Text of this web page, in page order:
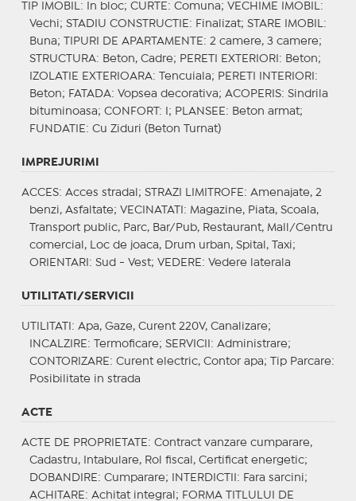
TIP IMOBIL : In bloc; CURTE : Comuna; VECHIME IMOBIL :
Vechi; STADIU CONSTRUCTIE : Finalizat; STARE IMOBIL :
Buna;
TIPURI DE APARTAMENTE : 2 camere, 3 camere;
STRUCTURA: Beton, Cadre; PERETI EXTERIORI : Beton;
IZOLATIE EXTERIOARA: Tencuiala; PERETI INTERIORI :
Beton; FATADA: Vopsea decorativa; ACOPERIS: Sindrila
bituminoasa; CONFORT : I; PLANSEE : Beton armat;
FUNDATIE : Cu Ziduri (Beton Turnat)
IMPREJURIMI
ACCES: Acces stradal; STRAZI LIMITROFE : Amenajate, 2
benzi, Asfaltate; VECINATATI : Magazine, Piata, Scoala,
Transport public, Parc, Bar/Pub, Restaurant, Mall/Centru
comercial, Loc de joaca, Drum urban, Spital, Taxi;
ORIENTARI : Sud - Vest; VEDERE : Vedere laterala
UTILITATI/SERVICII
UTILITATI : Apa, Gaze, Curent 220V, Canalizare;
INCALZIRE : Termoficare; SERVICII : Administrare;
CONTORIZARE : Curent electric, Contor apa; Tip Parcare:
Posibilitate in strada
ACTE
ACTE DE PROPRIETATE : Contract vanzare cumparare,
Cadastru, Intabulare, Rol fiscal, Certificat energetic;
DOBANDIRE : Cumparare; INTERDICTII : Fara sarcini;
ACHITARE : Achitat integral; FORMA TITLULUI DE